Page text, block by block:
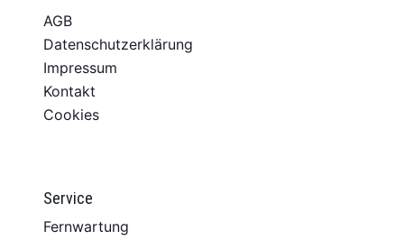
AGB
Datenschutzerklärung
Impressum
Kontakt
Cookies
Service
Fernwartung